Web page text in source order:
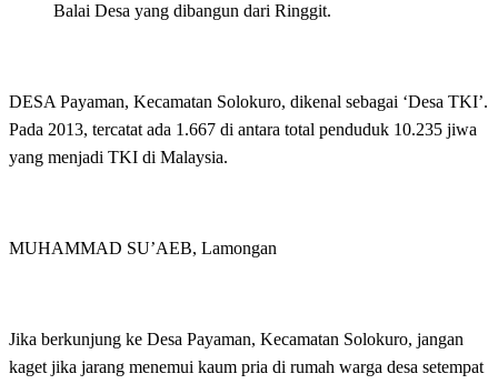
Balai Desa yang dibangun dari Ringgit.
DESA Payaman, Kecamatan Solokuro, dikenal sebagai ‘Desa TKI’.
Pada 2013, tercatat ada 1.667 di antara total penduduk 10.235 jiwa
yang menjadi TKI di Malaysia.
MUHAMMAD SU’AEB, Lamongan
Jika berkunjung ke Desa Payaman, Kecamatan Solokuro, jangan
kaget jika jarang menemui kaum pria di rumah warga desa setempat